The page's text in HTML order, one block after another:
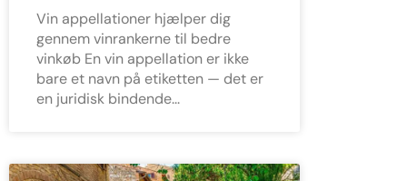
Vin appellationer hjælper dig
gennem vinrankerne til bedre
vinkøb En vin appellation er ikke
bare et navn på etiketten — det er
en juridisk bindende